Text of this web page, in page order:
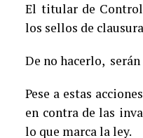
El titular de Control
los sellos de
De no hacerlo,
Pese a estas
en contra de las
lo que marca la ley.